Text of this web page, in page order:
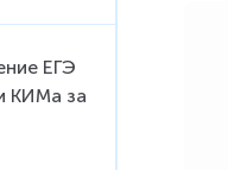
ЕГЭ
КИМа за